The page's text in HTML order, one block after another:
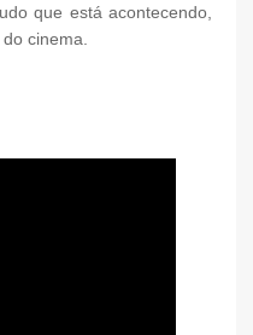
que está acontecendo,
cinema.